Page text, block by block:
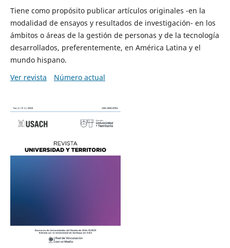
Tiene como propósito publicar artículos originales -en la
modalidad de ensayos y resultados de investigación- en los
ámbitos o áreas de la gestión de personas y de la tecnología
desarrollados, preferentemente, en América Latina y el
mundo hispano.
Ver revista
Número actual